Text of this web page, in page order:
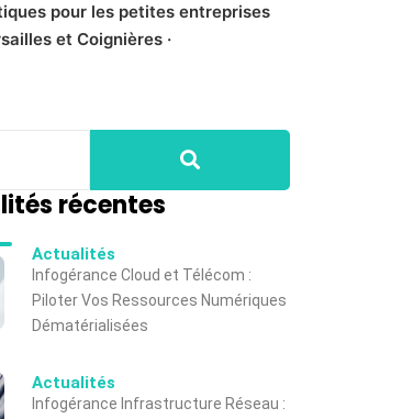
pour les petites entreprises
et Coignières ·
récentes
Actualités
Infogérance Cloud et Télécom :
Piloter Vos Ressources Numériques
Dématérialisées
Actualités
Infogérance Infrastructure Réseau :